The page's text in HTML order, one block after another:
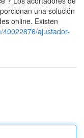
una solución
online. Existen
ajustador-